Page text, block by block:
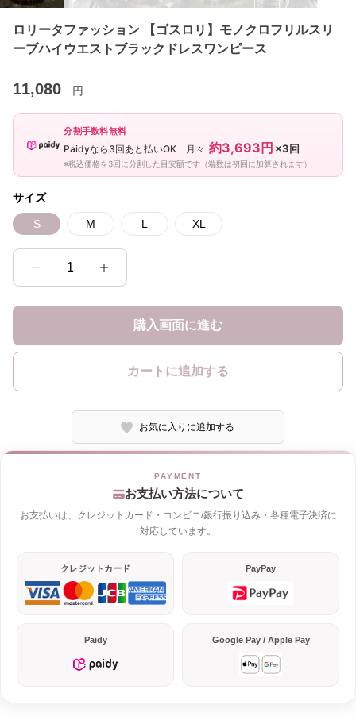
ロリータファッション 【ゴスロリ】モノクロフリルスリ
ーブハイウエストブラックドレスワンピース
11,080 円
分割手数料無料
Paidyなら3回あと払いOK 月々 約3,693円 ×3回
※税込価格を3回に分割した目安額です（端数は初回に加算されます）
サイズ
S M L XL
1
購入画面に進む
カートに追加する
お気に入りに追加する
お支払い方法について
お支払いは、クレジットカード・コンビニ/銀行振り込み・各種電子決済に
対応しています。
クレジットカード PayPay
Paidy Google Pay / Apple Pay